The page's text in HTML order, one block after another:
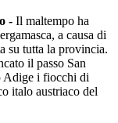
- Il maltempo ha
a causa di
su tutta la provincia.
il passo San
Adige i fiocchi di
italo austriaco del